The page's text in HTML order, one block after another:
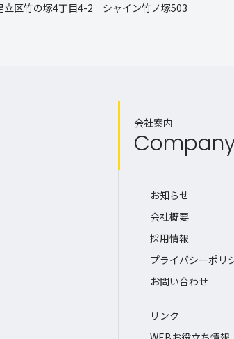
区竹の塚4丁目4-2 シャイン竹ノ塚503
会社案内
お知らせ
会社概要
採用情報
プライバシーポリ
お問い合わせ
リンク